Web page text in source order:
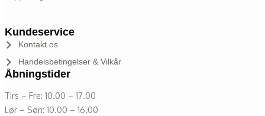
Kundeservice
Kontakt os
Handelsbetingelser & Vilkår
Åbningstider
Tirs – Fre: 10.00 – 17.00
Lør – Søn: 10.00 – 16.00